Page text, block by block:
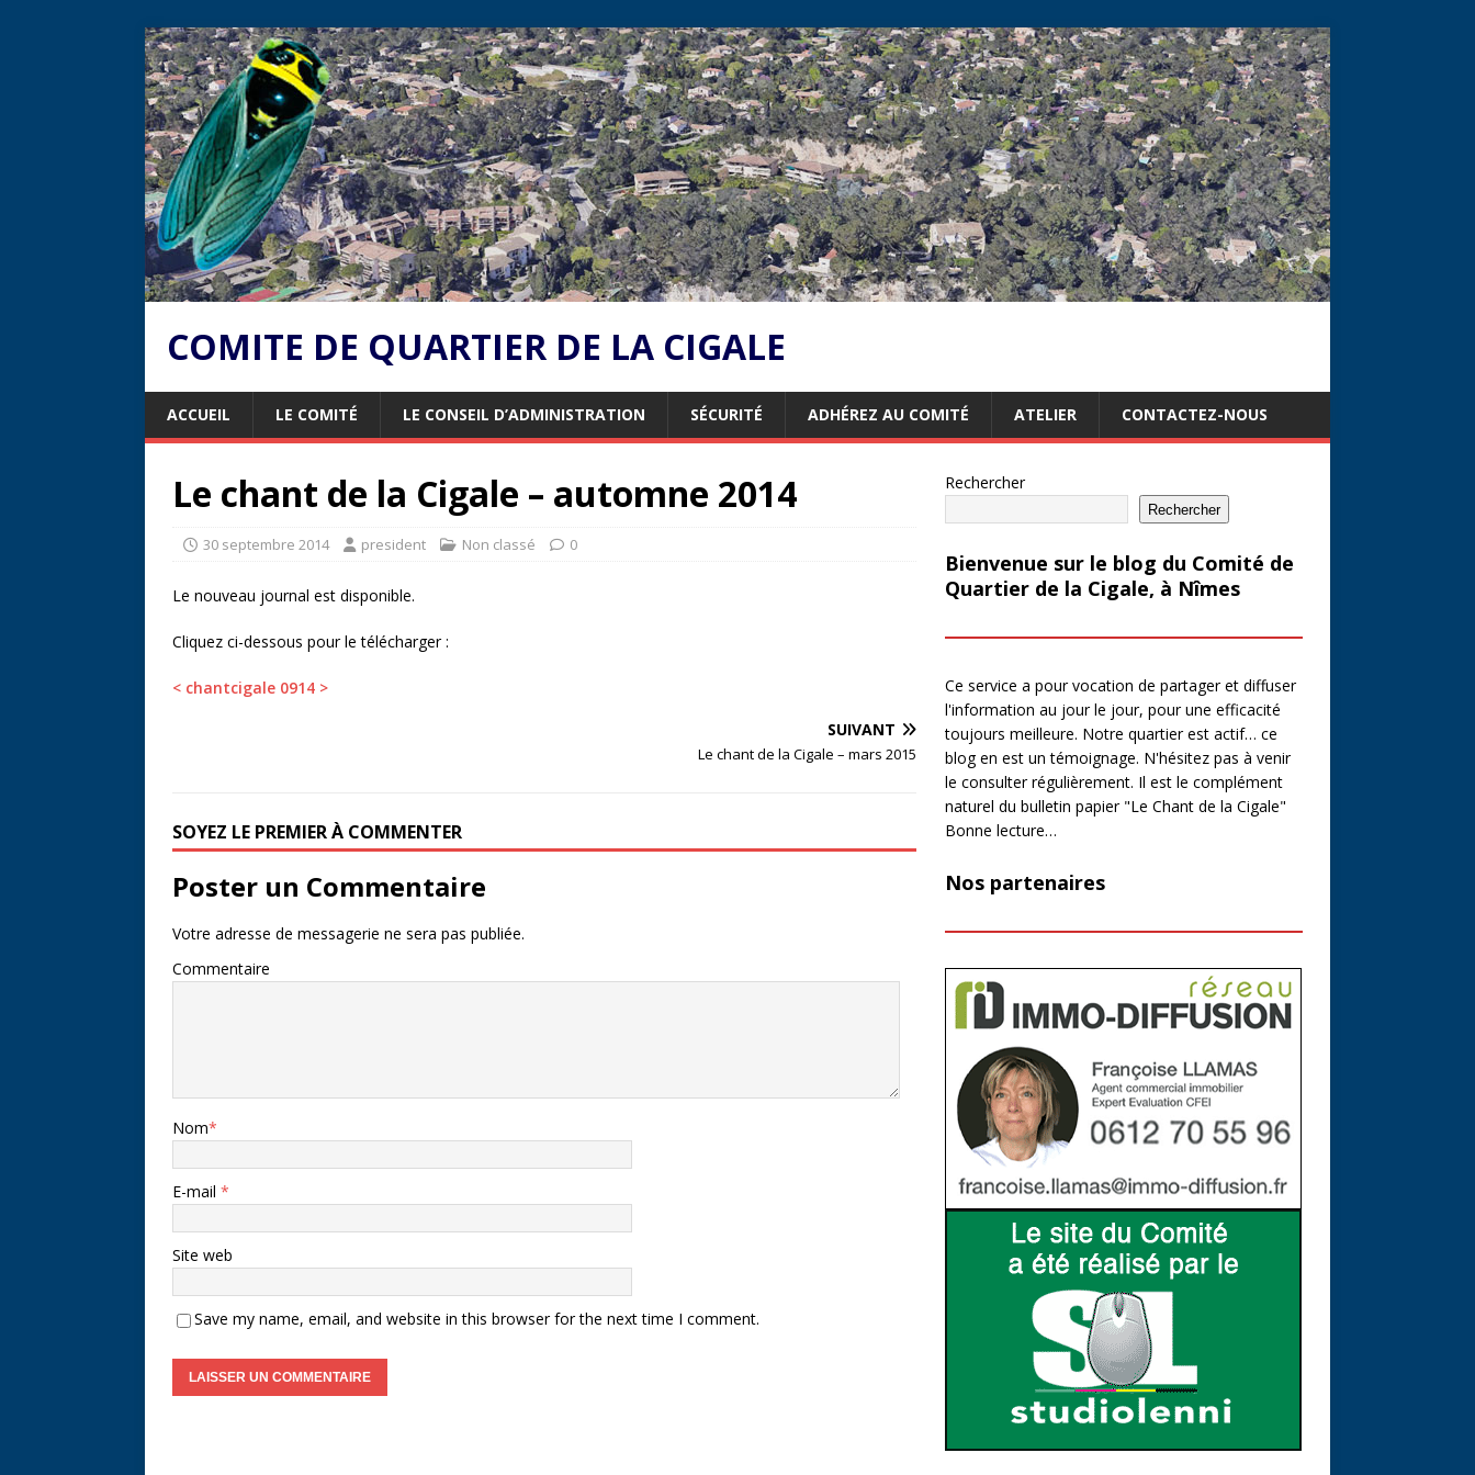
COMITE DE QUARTIER DE LA CIGALE
ACCUEIL LE COMITÉ LE CONSEIL D’ADMINISTRATION SÉCURITÉ ADHÉREZ AU COMITÉ ATELIER CONTACTEZ-NOUS
Le chant de la Cigale – automne 2014
30 septembre 2014 president Non classé 0
Le nouveau journal est disponible.
Cliquez ci-dessous pour le télécharger :
< chantcigale 0914 >
SUIVANT
Le chant de la Cigale – mars 2015
SOYEZ LE PREMIER À COMMENTER
Poster un Commentaire
Votre adresse de messagerie ne sera pas publiée.
Commentaire
Nom*
E-mail *
Site web
Save my name, email, and website in this browser for the next time I comment.
Rechercher
Rechercher
Bienvenue sur le blog du Comité de
Quartier de la Cigale, à Nîmes
Ce service a pour vocation de partager et diffuser
l'information au jour le jour, pour une efficacité
toujours meilleure. Notre quartier est actif… ce
blog en est un témoignage. N'hésitez pas à venir
le consulter régulièrement. Il est le complément
naturel du bulletin papier "Le Chant de la Cigale"
Bonne lecture…
Nos partenaires